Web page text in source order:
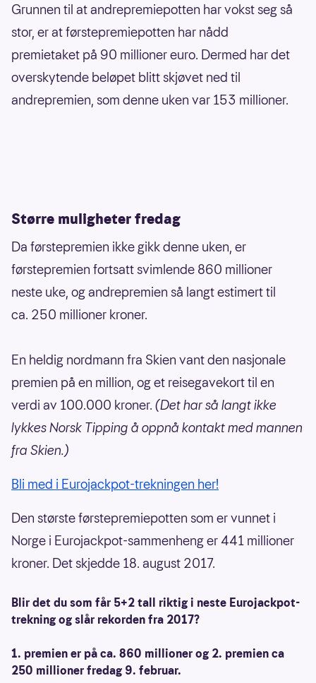
Grunnen til at andrepremiepotten har vokst seg så
stor, er at førstepremiepotten har nådd
premietaket på 90 millioner euro. Dermed har det
overskytende beløpet blitt skjøvet ned til
andrepremien, som denne uken var 153 millioner.
Større muligheter fredag
Da førstepremien ikke gikk denne uken, er
førstepremien fortsatt svimlende 860 millioner
neste uke, og andrepremien så langt estimert til
ca. 250 millioner kroner.
En heldig nordmann fra Skien vant den nasjonale
premien på en million, og et reisegavekort til en
verdi av 100.000 kroner. (Det har så langt ikke
lykkes Norsk Tipping å oppnå kontakt med mannen
fra Skien.)
Bli med i Eurojackpot-trekningen her!
Den største førstepremiepotten som er vunnet i
Norge i Eurojackpot-sammenheng er 441 millioner
kroner. Det skjedde 18. august 2017.
Blir det du som får 5+2 tall riktig i neste Eurojackpot-
trekning og slår rekorden fra 2017?
1. premien er på ca. 860 millioner og 2. premien ca
250 millioner fredag 9. februar.